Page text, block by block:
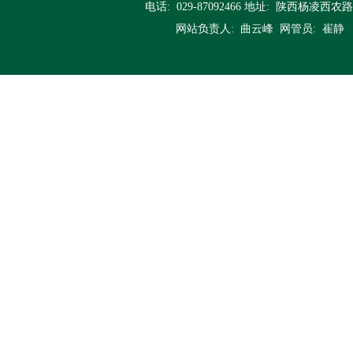
电话: 029-87092466 地址: 陕西杨凌西农
网站负责人: 曲云峰 网管员: 崔静